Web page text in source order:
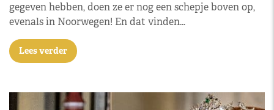
gegeven hebben, doen ze er nog een schepje boven op,
evenals in Noorwegen! En dat vinden…
Lees verder